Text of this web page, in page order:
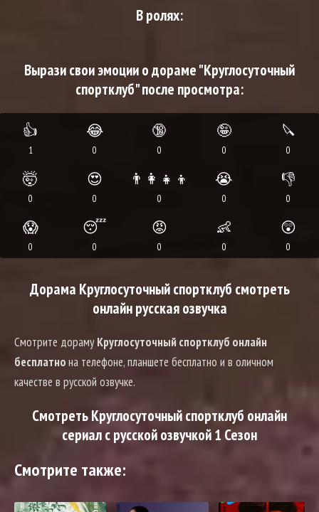
В ролях:
Вырази свои эмоции о дораме "Круглосуточный
спортклуб" после просмотра:
👍
1
😂
0
🔞
0
🤪
0
🔪
0
🤯
0
😍
0
👨‍👩‍👧‍👦
0
😭
0
👎
0
😱
0
😴
0
😡
0
👶
0
😲
0
Дорама Круглосуточный спортклуб смотреть
онлайн русская озвучка
Смотрите дорамуКруглосуточный спортклуб онлайн
бесплатнона телефоне, планшете бесплатно и в оличном
качестве в русской озвучке.
Смотреть Круглосуточный спортклуб онлайн
сериал с русской озвучкой 1 Сезон
Смотрите также: